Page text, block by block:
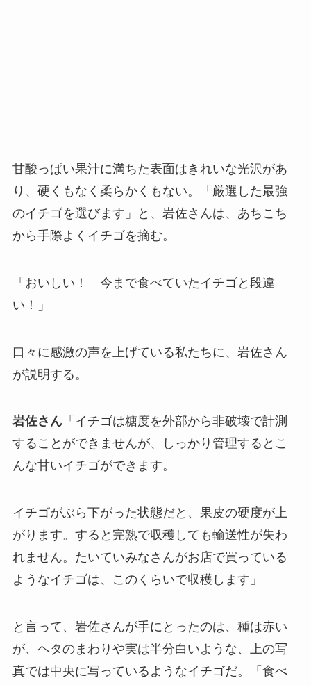
甘酸っぱい果汁に満ちた表面はきれいな光沢があ
り、硬くもなく柔らかくもない。「厳選した最強
のイチゴを選びます」と、岩佐さんは、あちこち
から手際よくイチゴを摘む。
「おいしい！ 今まで食べていたイチゴと段違
い！」
口々に感激の声を上げている私たちに、岩佐さん
が説明する。
岩佐さん「イチゴは糖度を外部から非破壊で計測
することができませんが、しっかり管理するとこ
んな甘いイチゴができます。
イチゴがぶら下がった状態だと、果皮の硬度が上
がります。すると完熟で収穫しても輸送性が失わ
れません。たいていみなさんがお店で買っている
ようなイチゴは、このくらいで収穫します」
と言って、岩佐さんが手にとったのは、種は赤い
が、ヘタのまわりや実は半分白いような、上の写
真では中央に写っているようなイチゴだ。「食べ